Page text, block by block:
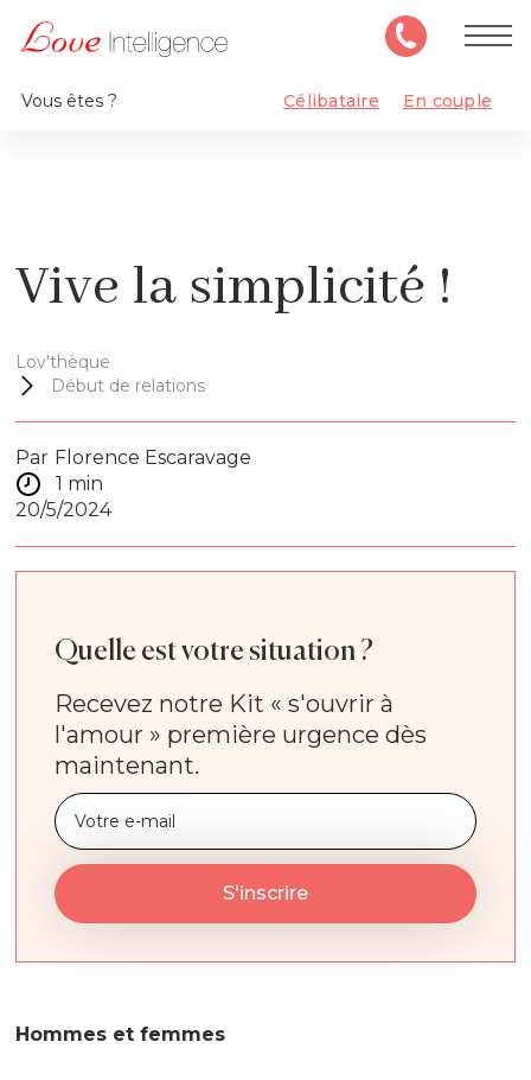
Vous êtes ? Célibataire En couple
Vive la simplicité !
Lov'thèque
Début de relations
Par Florence Escaravage
1 min
20/5/2024
Quelle est votre situation ?
Recevez notre Kit « s'ouvrir à
l'amour » première urgence dès
maintenant.
Hommes et femmes